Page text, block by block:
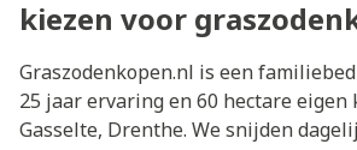
kiezen voor
Graszodenkopen.nl is een
25 jaar ervaring en 60 hectare
Gasselte, Drenthe. We snijden